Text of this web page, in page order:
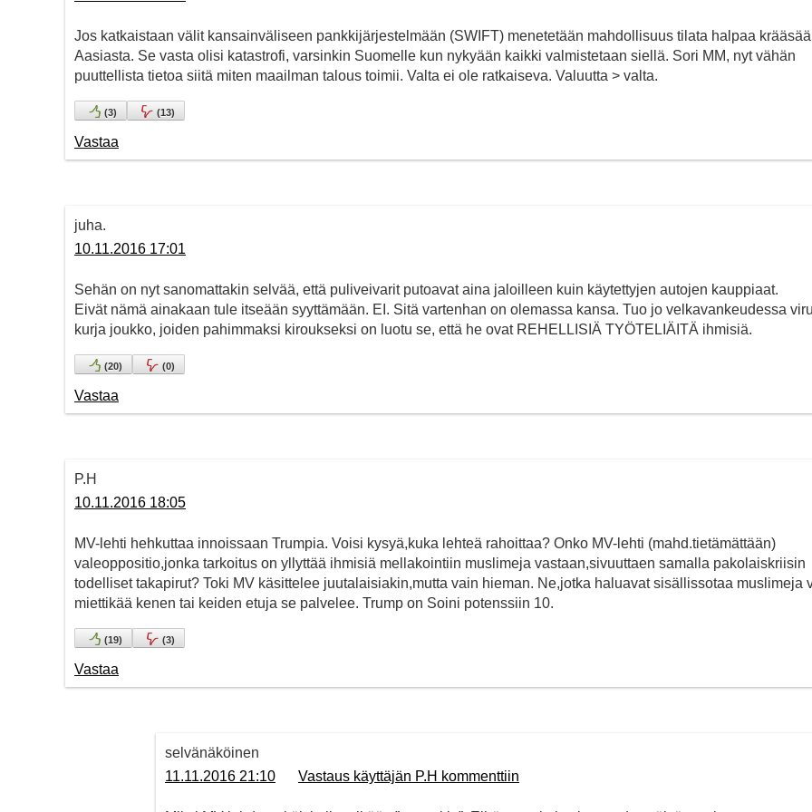
Jos katkaistaan välit kansainväliseen pankkijärjestelmään (SWIFT) menetetään mahdollisuus tilata halpaa krääsää
Aasiasta. Se vasta olisi katastrofi, varsinkin Suomelle kun nykyään kaikki valmistetaan siellä. Sori MM, nyt vähän
puuttellista tietoa siitä miten maailman talous toimii. Valta ei ole ratkaiseva. Valuutta > valta.
(3) (13)
Vastaa
juha.
10.11.2016 17:01
Sehän on nyt sanomattakin selvää, että puliveivarit putoavat aina jaloilleen kuin käytettyjen autojen kauppiaat.
Eivät nämä ainakaan tule itseään syyttämään. EI. Sitä vartenhan on olemassa kansa. Tuo jo velkavankeudessa
kurja joukko, joiden pahimmaksi kiroukseksi on luotu se, että he ovat REHELLISIÄ TYÖTELIÄITÄ ihmisiä.
(20) (0)
Vastaa
P.H
10.11.2016 18:05
MV-lehti hehkuttaa innoissaan Trumpia. Voisi kysyä,kuka lehteä rahoittaa? Onko MV-lehti (mahd.tietämättään)
valeoppositio,jonka tarkoitus on yllyttää ihmisiä mellakointiin muslimeja vastaan,sivuuttaen samalla pakolaiskriisin
todelliset takapirut? Toki MV käsittelee juutalaisiakin,mutta vain hieman. Ne,jotka haluavat sisällissotaa muslimeja
miettikää kenen tai keiden etuja se palvelee. Trump on Soini potenssiin 10.
(19) (3)
Vastaa
selvänäköinen
11.11.2016 21:10
Vastaus käyttäjän P.H kommenttiin